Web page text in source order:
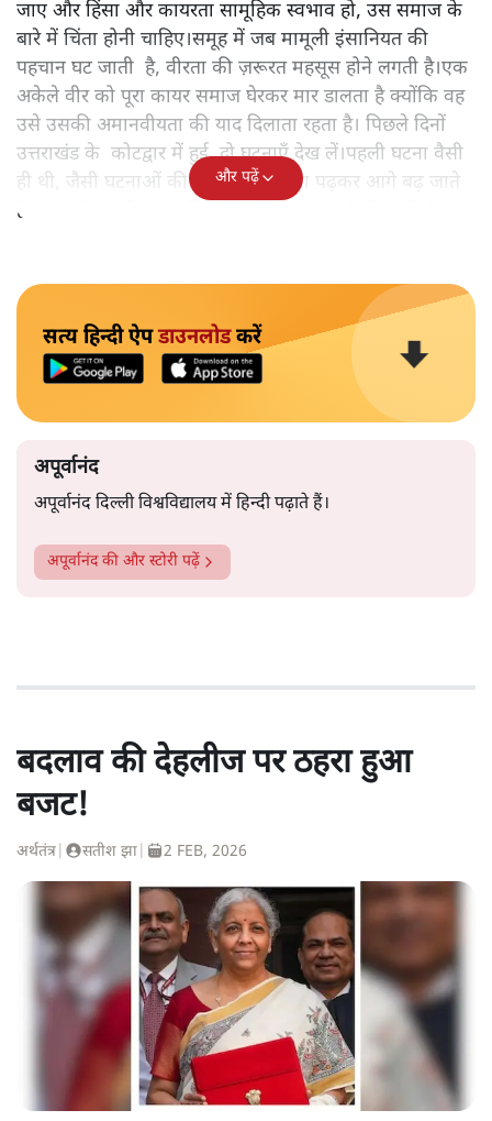
जाए और हिंसा और कायरता सामूहिक स्वभाव हो, उस समाज के
बारे में चिंता होनी चाहिए।समूह में जब मामूली इंसानियत की
पहचान घट जाती है, वीरता की ज़रूरत महसूस होने लगती है।एक
अकेले वीर को पूरा कायर समाज घेरकर मार डालता है क्योंकि वह
उसे उसकी अमानवीयता की याद दिलाता रहता है। पिछले दिनों
उत्तराखंड के कोटद्वार में हुई दो घटनाएँ देख लें।पहली घटना वैसी
ही थी, जैसी घटनाओं की खबर हम रोज़ाना पढ़कर आगे बढ़ जाते
हैं।भारत के तक़रीबन हर हिस्से से ऐसी खबर आती ही रहती है।
और पढ़ें
सत्य हिन्दी ऐपडाउनलोडकरें
अपूर्वानंद
अपूर्वानंद दिल्ली विश्वविद्यालय में हिन्दी पढ़ाते हैं।
अपूर्वानंदकी और स्टोरी पढ़ें
बदलाव की देहलीज पर ठहरा हुआ
बजट!
अर्थतंत्र सतीश झा 2 FEB, 2026